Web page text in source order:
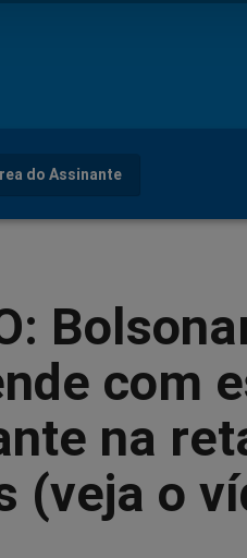
do Assinante
com
na
(veja o